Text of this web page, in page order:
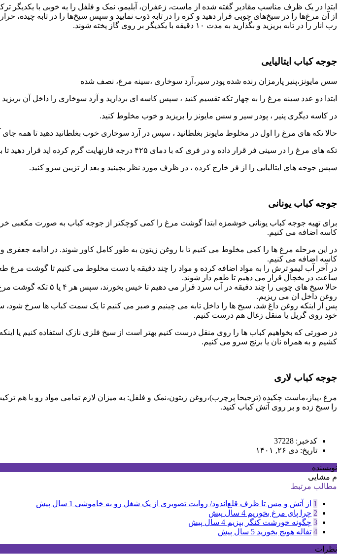
از آن مرغ‌ها را در سیخ‌های چوبی قرار دهید و کره را در تابه ذوب نمایید و سپس سیخ‌ها را در تابه چیده،
رب انار را در تابه بریزید و بگذارید به مدت ۱۰ دقیقه با یکدیگر بر روی گاز پخته شوند.
جوجه کباب ایتالیایی
سس مایونز،پنیر پارمزان رنده شده پودر سیر،آرد سوخاری ،سینه مرغ، نصف شده
ابتدا دو عدد سینه مرغ را به چهار تکه تقسیم کنید ، سپس کاسه ای بردارید و آرد سوخاری را داخل آن بریزید
در کاسه دیگری پنیر ، پودر سیر و سس مایونز را بریزید و خوب مخلوط کنید.
حالا تکه های مرغ را اول در مخلوط مایونز بغلطانید ، سپس در آرد سوخاری خوب بغلطانید دهید تا همه جای
تکه های مرغ را در سینی فر قرار داده و در فری که با دمای ۴۲۵ درجه فارنهایت گرم کرده اید قرار دهید تا برای ۲۰ دقیقه پخته و برشته شود.
سپس جوجه های ایتالیایی را از فر خارج کرده ، در ظرف مورد نظر بچینید و بعد از تزیین سرو کنید.
جوجه کباب یونانی
برای تهیه جوجه کباب یونانی خوشمزه ابتدا گوشت مرغ را کمی کوچکتر از جوجه کباب به صورت مکعبی
کاسه اضافه می کنیم.
در این مرحله مرغ ها را کمی مخلوط می کنیم تا با روغن زیتون به طور کامل کاور شوند. در ادامه
کاسه اضافه می کنیم.
ساعت در یخچال قرار می دهیم تا طعم دار شوند.
حالا سیخ های چوبی را
روغن داخل ان می ریزیم.
پس از اینکه روغن داغ شد، سیخ ها را داخل تابه می چینیم و صبر می کنیم تا یک سمت کباب ها سرخ
خود روی گریل یا منقل زغال هم درست کنیم.
کشیم و به همراه نان یا برنج سرو می کنیم.
جوجه کباب لاری
را سیخ زده و بر روی آتش کباب کنید.
کدخبر: 37228
تاریخ: دی ۲۶, ۱۴۰۱
نویسنده
م مشایی
مطالب مرتبط
1 از آتش و مس تا ظرف قلع‌اندود/ روایت تصویری از یک شغل رو به خاموشی 1 سال پیش
2 چرا پای مرغ بخوریم 4 سال پیش
3 چگونه خورشت کنگر بپزیم 4 سال پیش
4 تفاله هویج بخورید 5 سال پیش
نظرات